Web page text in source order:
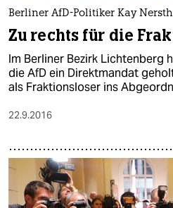
Berliner AfD-Politiker Kay
Zu rechts für die
Im Berliner Bezirk Lichtenberg
die AfD ein Direktmandat
als Fraktionsloser ins
22.9.2016